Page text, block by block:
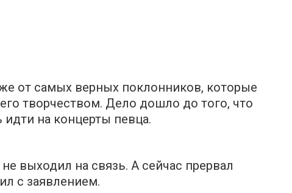
от самых верных поклонников, которые
творчеством. Дело дошло до того, что
идти на концерты певца.
выходил на связь. А сейчас прервал
с заявлением.